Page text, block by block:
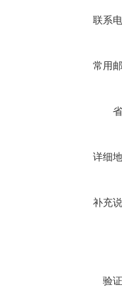
联系
常用
详细
补充
验